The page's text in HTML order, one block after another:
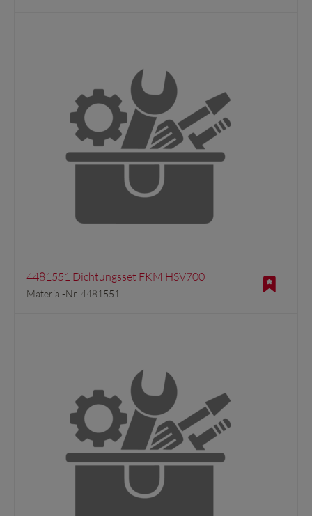
4481551 Dichtungsset FKM HSV700
Material-Nr. 4481551